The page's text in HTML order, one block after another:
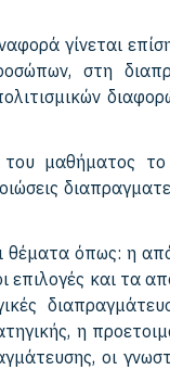
γίνεται
στη
μαθήματος
θέματα όπως: η
επιλογές και τα
η
οι